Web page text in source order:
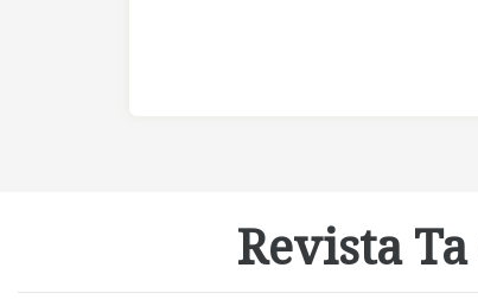
Revista